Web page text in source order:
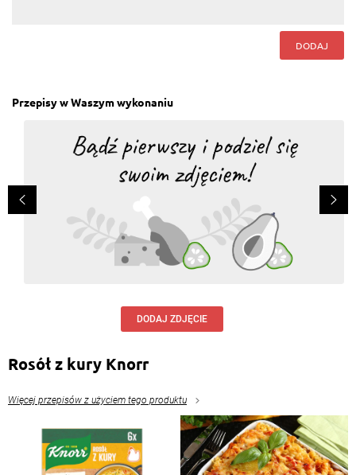
DODAJ
Przepisy w Waszym wykonaniu
DODAJ ZDJĘCIE
Rosół z kury Knorr
Więcej przepisów z użyciem tego produktu